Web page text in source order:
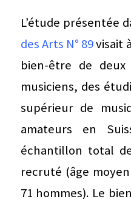
L’étude présentée
des Arts N° 89visait
bien-être de
musiciens, des
supérieur de
amateurs en
échantillon total
recruté (âge
71 hommes). Le